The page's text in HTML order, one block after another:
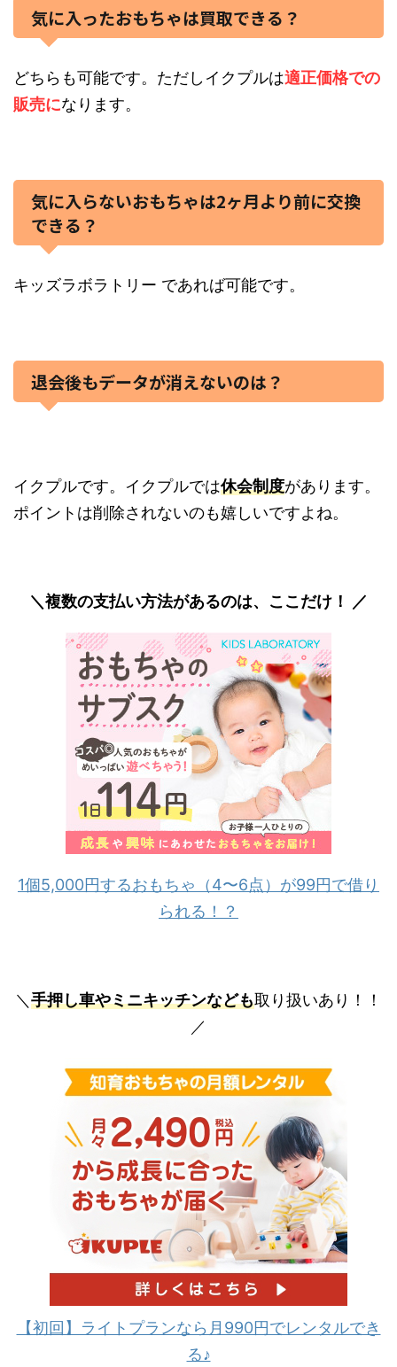
気に入ったおもちゃは買取できる？
どちらも可能です。ただしイクプルは適正価格での
販売になります。
気に入らないおもちゃは2ヶ月より前に交換
できる？
キッズラボラトリー であれば可能です。
退会後もデータが消えないのは？
イクプルです。イクプルでは休会制度があります。
ポイントは削除されないのも嬉しいですよね。
＼複数の支払い方法があるのは、ここだけ！ ／
1個5,000円するおもちゃ（4〜6点）が99円で借り
られる！？
＼ 手押し車やミニキッチンなども取り扱いあり！！
／
【初回】ライトプランなら月990円でレンタルでき
る♪